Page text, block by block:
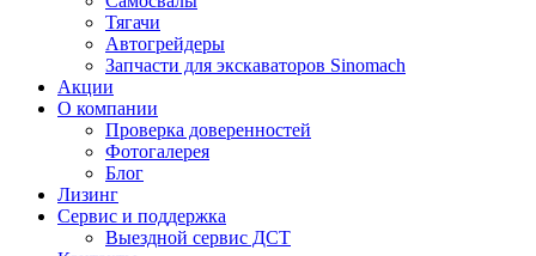
Тягачи
Автогрейдеры
Запчасти для экскаваторов Sinomach
Акции
О компании
Проверка доверенностей
Фотогалерея
Блог
Лизинг
Сервис и поддержка
Выездной сервис ДСТ